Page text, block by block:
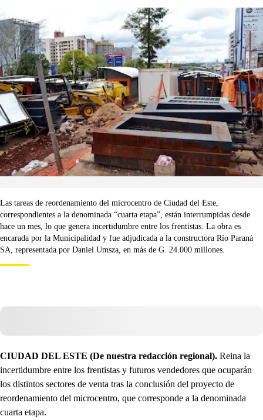
Las tareas de reordenamiento del microcentro de Ciudad del Este,
correspondientes a la denominada “cuarta etapa”, están interrumpidas desde
hace un mes, lo que genera incertidumbre entre los frentistas. La obra es
encarada por la Municipalidad y fue adjudicada a la constructora Río Paraná
SA, representada por Daniel Umsza, en más de G. 24.000 millones.
CIUDAD DEL ESTE (De nuestra redacción regional). Reina la
incertidumbre entre los frentistas y futuros vendedores que ocuparán
los distintos sectores de venta tras la conclusión del proyecto de
reordenamiento del microcentro, que corresponde a la denominada
cuarta etapa.